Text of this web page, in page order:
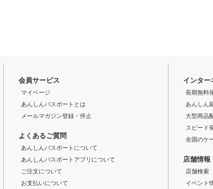
会員サービス
マイページ
あんしんパスポートとは
メールマガジン登録・停止
よくあるご質問
あんしんパスポートについて
あんしんパスポートアプリについて
ご注文について
お支払いについて
インター
長期無料
あんしん
大型商品
スピード
全国のケ
店舗情報
店舗検索
イベント